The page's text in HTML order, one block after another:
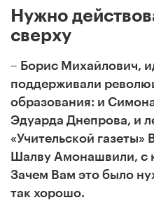
Нужно
сверху
– Борис Михайлович,
поддерживали
образования: и
Эдуарда Днепрова, и
«Учительской
Шалву Амонашвили, с
Зачем Вам это было
так хорошо.